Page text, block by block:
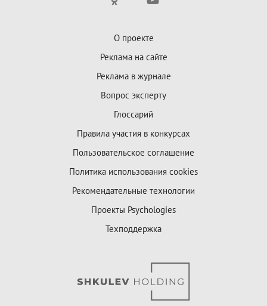
О проекте
Реклама на сайте
Реклама в журнале
Вопрос эксперту
Глоссарий
Правила участия в конкурсах
Пользовательское соглашение
Политика использования cookies
Рекомендательные технологии
Проекты Psychologies
Техподдержка